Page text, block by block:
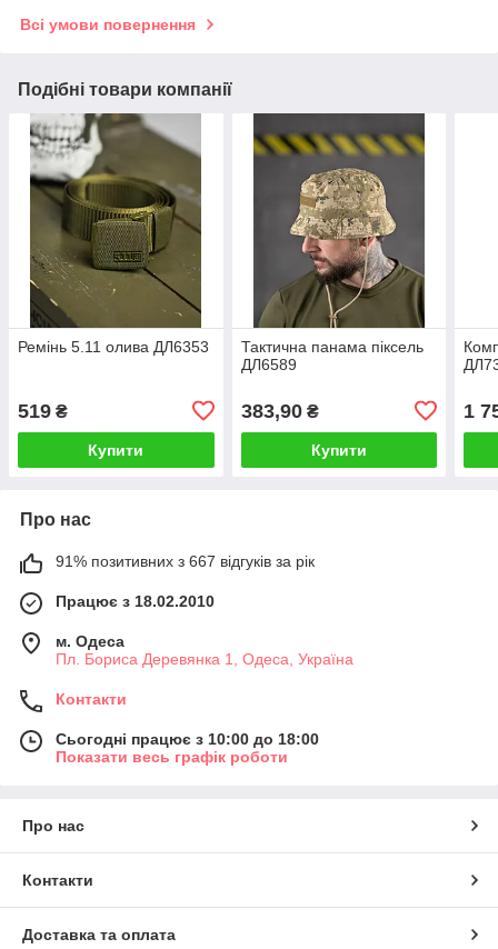
Всі умови повернення
Подібні товари компанії
Ремінь 5.11 олива ДЛ6353
519 ₴
Купити
Тактична панама піксель
ДЛ6589
383,90₴
Купити
1
Про нас
91% позитивних з 667 відгуків за рік
Працює з 18.02.2010
м. Одеса
Пл. Бориса Деревянка 1, Одеса, Україна
Контакти
Сьогодні працює з 10:00 до 18:00
Показати весь графік роботи
Про нас
Контакти
Доставка та оплата